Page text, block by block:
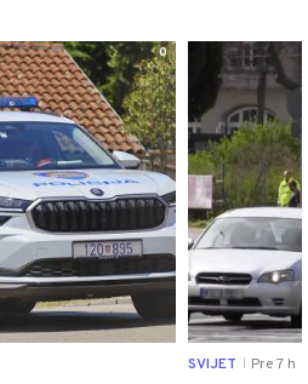
0
SVIJET Pre 7 h